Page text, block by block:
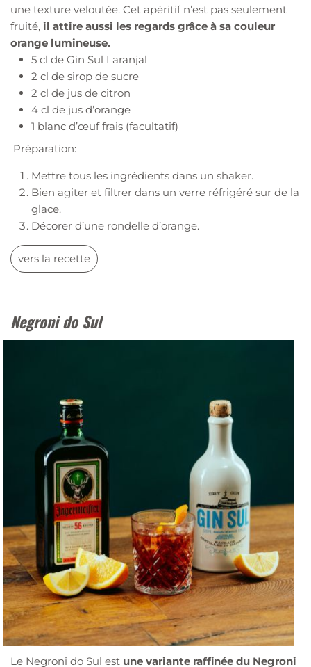
une texture veloutée. Cet apéritif n’est pas seulement
fruité, il attire aussi les regards grâce à sa couleur
orange lumineuse.
5 cl de Gin Sul Laranjal
2 cl de sirop de sucre
2 cl de jus de citron
4 cl de jus d’orange
1 blanc d’œuf frais (facultatif)
Préparation:
Mettre tous les ingrédients dans un shaker.
Bien agiter et filtrer dans un verre réfrigéré sur de la
glace.
Décorer d’une rondelle d’orange.
vers la recette
Negroni do Sul
Le Negroni do Sul est une variante raffinée du Negroni